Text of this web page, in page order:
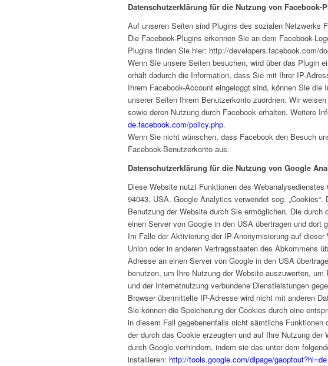
Datenschutzerklärung für die Nutzung von Facebook-
Auf unseren Seiten sind Plugins des sozialen Netzwerks
Die Facebook-Plugins erkennen Sie an dem Facebook-
Plugins finden Sie hier: http://developers.facebook.com/
Wenn Sie unsere Seiten besuchen, wird über das Plugin
erhält dadurch die Information, dass Sie mit Ihrer IP-
Ihrem Facebook-Account eingeloggt sind, können Sie
unserer Seiten Ihrem Benutzerkonto zuordnen. Wir
sowie deren Nutzung durch Facebook erhalten. Weitere
de.facebook.com/policy.php.
Wenn Sie nicht wünschen, dass Facebook den Besuch
Facebook-Benutzerkonto aus.
Datenschutzerklärung für die Nutzung von Google
Diese Website nutzt Funktionen des
94043, USA. Google Analytics verwendet sog.
Benutzung der Website durch Sie ermöglichen. Die
einen Server von Google in den USA übertragen und dort
Im Falle der Aktivierung der IP-Anonymisierung auf
Union oder in anderen Vertragsstaaten des Abkommens
Adresse an einen Server von Google in den USA
benutzen, um Ihre Nutzung der Website auszuwerten,
und der Internetnutzung verbundene Dienstleistungen
Browser übermittelte IP-Adresse wird nicht mit anderen
Sie können die Speicherung der Cookies durch eine
in diesem Fall gegebenenfalls nicht sämtliche
der durch das Cookie erzeugten und auf Ihre Nutzung
durch Google verhindern, indem sie das unter dem
installieren: http://tools.google.com/dlpage/gaoptout?hl=de